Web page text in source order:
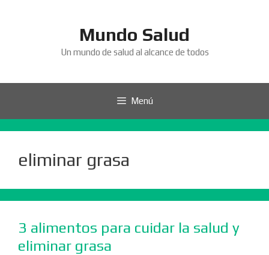
Mundo Salud
Un mundo de salud al alcance de todos
Menú
eliminar grasa
3 alimentos para cuidar la salud y
eliminar grasa